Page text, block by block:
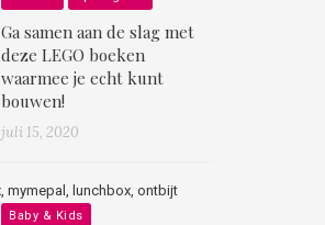
Ga samen aan de slag met
deze LEGO boeken
waarmee je echt kunt
bouwen!
juli 15, 2020
Baby & Kids